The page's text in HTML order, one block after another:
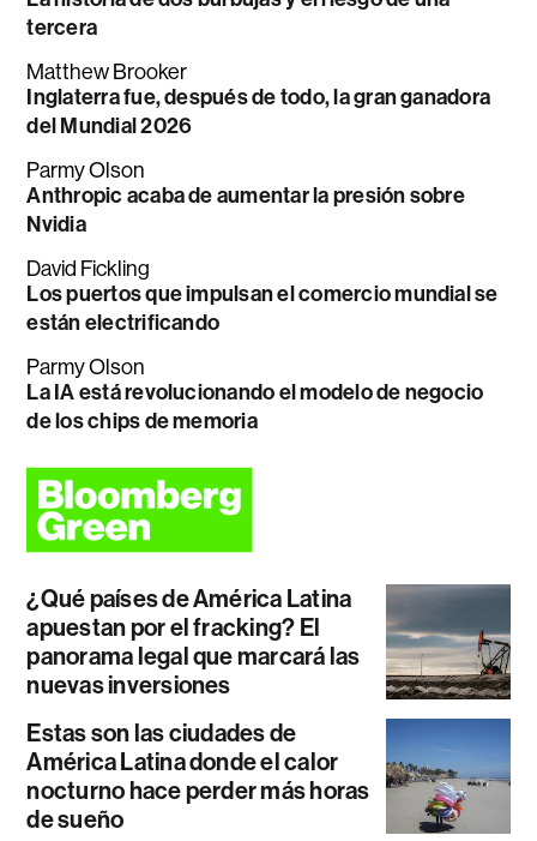
tercera
Matthew Brooker
Inglaterra fue, después de todo, la gran ganadora
del Mundial 2026
Parmy Olson
Anthropic acaba de aumentar la presión sobre
Nvidia
David Fickling
Los puertos que impulsan el comercio mundial se
están electrificando
Parmy Olson
La IA está revolucionando el modelo de negocio
de los chips de memoria
¿Qué países de América Latina
apuestan por el fracking? El
panorama legal que marcará las
nuevas inversiones
Estas son las ciudades de
América Latina donde el calor
nocturno hace perder más horas
de sueño